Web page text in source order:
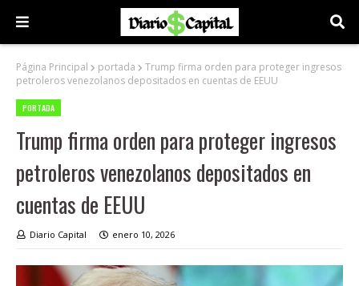
Página Principal portada
Trump firma orden para proteger ingresos
petroleros venezolanos depositados en cuentas de EEUU
PORTADA
Trump firma orden para proteger ingresos
petroleros venezolanos depositados en
cuentas de EEUU
Diario Capital enero 10, 2026